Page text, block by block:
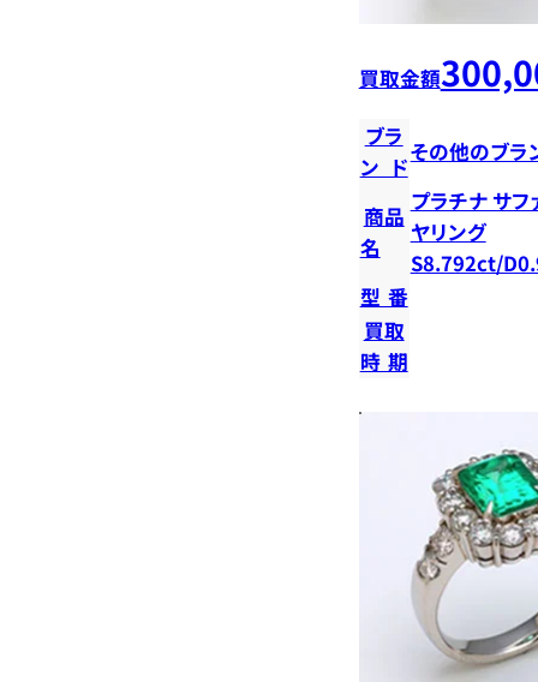
買取金額
ブラ
ンド
その他のブラ
商品
名
プラチナ サフ
ヤリング
S8.792ct/
型番
買取
時期